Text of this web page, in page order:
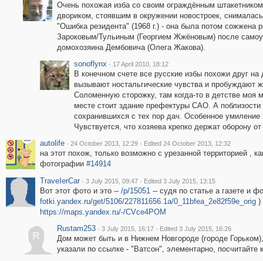
Очень похожая изба со своим ограждённым штакетником
двориком, стоявшим в окружении новостроек,
"Ошибка резидента" (1968 г.) - она была потом сожжена
Зароковым/Тульиным (Георгием Жжёновым) после
домохозяина Дембовича (Олега Жакова).
sonoflynx · 17 April 2010, 18:12
В конечном счете все русские избы похожи друг
вызывают ностальгические чувства и
Соломенную сторожку, там когда-то в детстве
месте стоит здание префектуры САО. А
сохранившихся с тех пор дач. Особенное
Чувствуется, что хозяева крепко держат оборону
autolife · 24 October 2013, 12:29 · Edited 24 October 2013, 12:32
на этот похож, только возможно с урезанной территорией ,
фотографии #14914
ТrаvеIеrCar · 3 July 2015, 09:47 · Edited 3 July 2015, 13:15
Вот этот фото и это -- /p/15051-- судя по статье а газете и
fotki.yandex.ru/get/5106/227811656.1a/0_11bfea_2e82f59e_orig)
https://maps.yandex.ru/-/CVce4POM
R
Rustam253 · 3 July 2015, 16:17 · Edited 3 July 2015, 16:26
Дом может быть и в Нижнем Новгороде (городе
указали по ссылке - "Ватсон", элементарно, посчитайте